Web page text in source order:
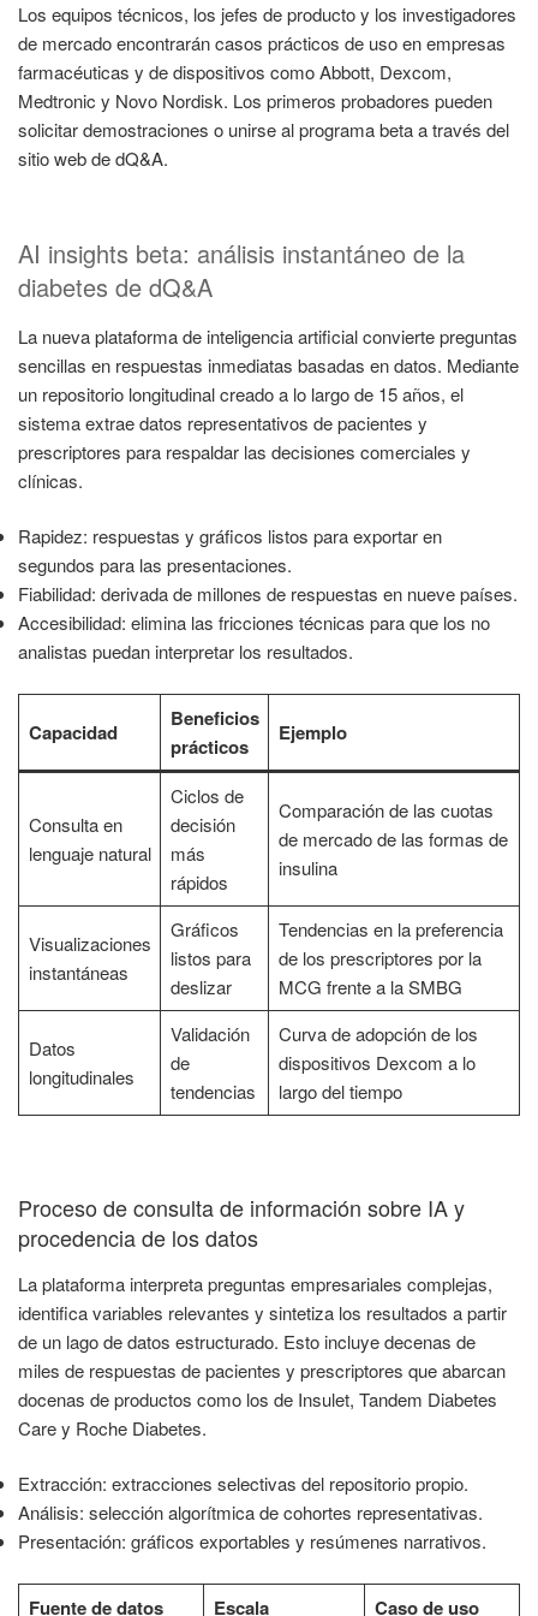
Los equipos técnicos, los jefes de producto y los investigadores
de mercado encontrarán casos prácticos de uso en empresas
farmacéuticas y de dispositivos como Abbott, Dexcom,
Medtronic y Novo Nordisk. Los primeros probadores pueden
solicitar demostraciones o unirse al programa beta a través del
sitio web de dQ&A.
AI insights beta: análisis instantáneo de la
diabetes de dQ&A
La nueva plataforma de inteligencia artificial convierte preguntas
sencillas en respuestas inmediatas basadas en datos. Mediante
un repositorio longitudinal creado a lo largo de 15 años, el
sistema extrae datos representativos de pacientes y
prescriptores para respaldar las decisiones comerciales y
clínicas.
Rapidez: respuestas y gráficos listos para exportar en
segundos para las presentaciones.
Fiabilidad: derivada de millones de respuestas en nueve países.
Accesibilidad: elimina las fricciones técnicas para que los no
analistas puedan interpretar los resultados.
Capacidad
Beneficios
prácticos
Ejemplo
Consulta en
lenguaje natural
Ciclos de
decisión
más
rápidos
Comparación de las cuotas
de mercado de las formas de
insulina
Visualizaciones
instantáneas
Gráficos
listos para
deslizar
Tendencias en la preferencia
de los prescriptores por la
MCG frente a la SMBG
Datos
longitudinales
Validación
de
tendencias
Curva de adopción de los
dispositivos Dexcom a lo
largo del tiempo
Proceso de consulta de información sobre IA y
procedencia de los datos
La plataforma interpreta preguntas empresariales complejas,
identifica variables relevantes y sintetiza los resultados a partir
de un lago de datos estructurado. Esto incluye decenas de
miles de respuestas de pacientes y prescriptores que abarcan
docenas de productos como los de Insulet, Tandem Diabetes
Care y Roche Diabetes.
Extracción: extracciones selectivas del repositorio propio.
Análisis: selección algorítmica de cohortes representativas.
Presentación: gráficos exportables y resúmenes narrativos.
Fuente de datos Escala Caso de uso